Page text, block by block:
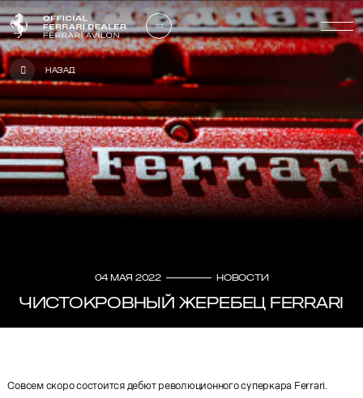
Назад
04 мая 2022 Новости
ЧИСТОКРОВНЫЙ ЖЕРЕБЕЦ FERRARI
Совсем скоро состоится дебют революционного суперкара Ferrari.